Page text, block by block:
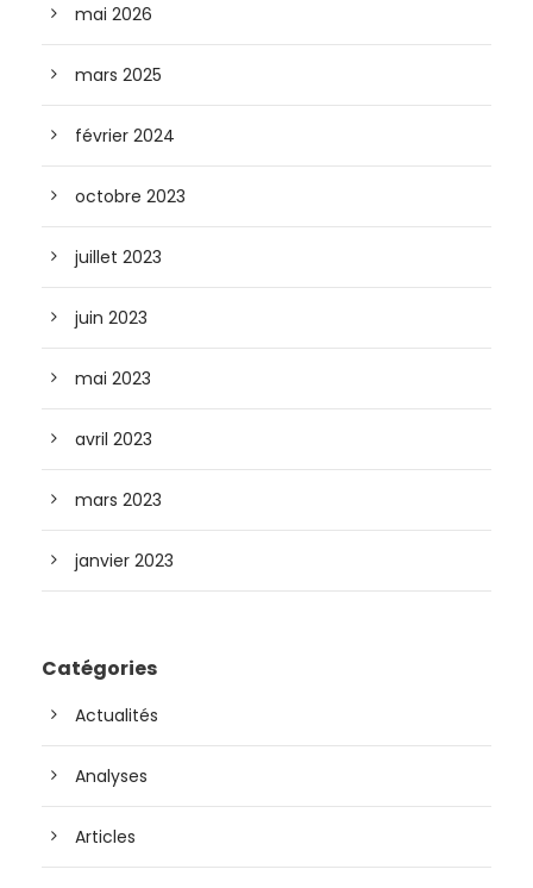
mai 2026
mars 2025
février 2024
octobre 2023
juillet 2023
juin 2023
mai 2023
avril 2023
mars 2023
janvier 2023
Catégories
Actualités
Analyses
Articles